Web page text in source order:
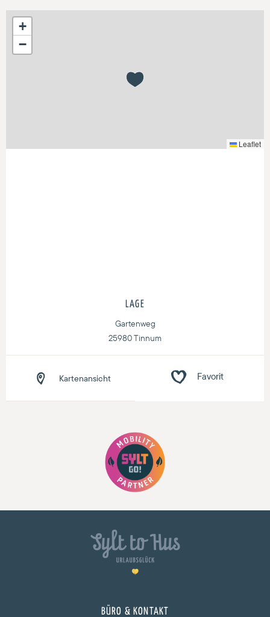
+
−
Leaflet
LAGE
Gartenweg
25980 Tinnum
Kartenansicht
BÜRO & KONTAKT